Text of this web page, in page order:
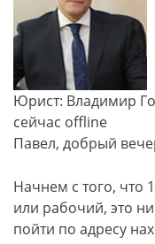
Юрист: Владимир
сейчас offline
Павел, добрый
Начнем с того, что
или рабочий, это
пойти по адресу